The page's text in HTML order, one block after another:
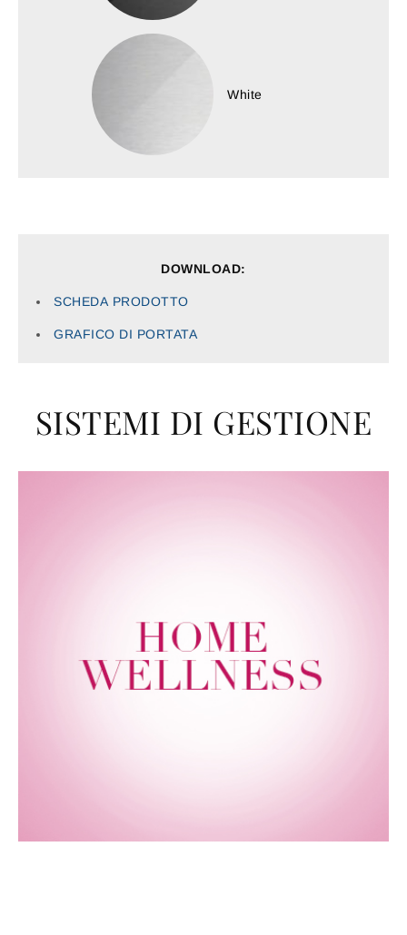
White
DOWNLOAD:
SCHEDA PRODOTTO
GRAFICO DI PORTATA
SISTEMI DI GESTIONE